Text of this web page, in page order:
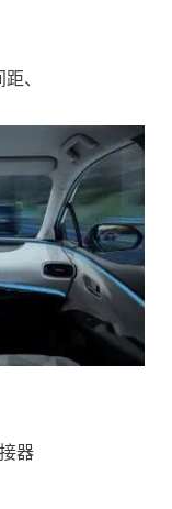
、
器